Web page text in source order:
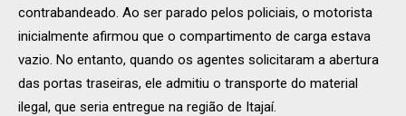
contrabandeado. Ao ser parado pelos policiais, o motorista
inicialmente afirmou que o compartimento de carga estava
vazio. No entanto, quando os agentes solicitaram a abertura
das portas traseiras, ele admitiu o transporte do material
ilegal, que seria entregue na região de Itajaí.